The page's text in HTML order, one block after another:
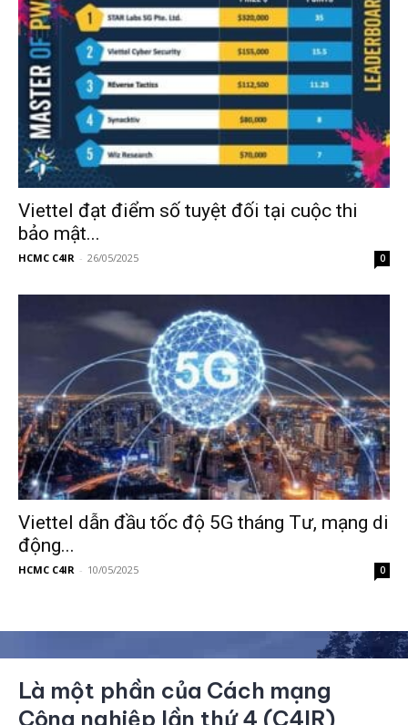
Viettel đạt điểm số tuyệt đối tại cuộc thi
bảo mật...
HCMC C4IR - 26/05/2025 0
Viettel dẫn đầu tốc độ 5G tháng Tư, mạng di
động...
HCMC C4IR - 10/05/2025 0
Là một phần của Cách mạng
Công nghiệp lần thứ 4 (C4IR)